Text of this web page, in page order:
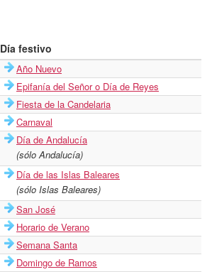
Día festivo
Año Nuevo
Epifanía del Señor o Día de Reyes
Fiesta de la Candelaria
Carnaval
Día de Andalucía
(sólo Andalucía)
Día de las Islas Baleares
(sólo Islas Baleares)
San José
Horario de Verano
Semana Santa
Domingo de Ramos